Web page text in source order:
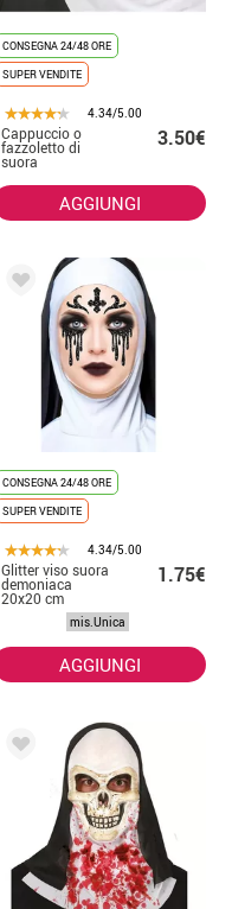
CONSEGNA 24/48 ORE
SUPER VENDITE
4.34/5.00
Cappuccio o
fazzoletto di
suora
3.50€
AGGIUNGI
CONSEGNA 24/48 ORE
SUPER VENDITE
4.34/5.00
Glitter viso suora
demoniaca
20x20 cm
1.75€
mis.Unica
AGGIUNGI